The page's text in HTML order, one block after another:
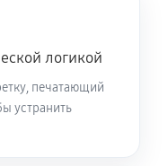
логикой
печатающий
устранить